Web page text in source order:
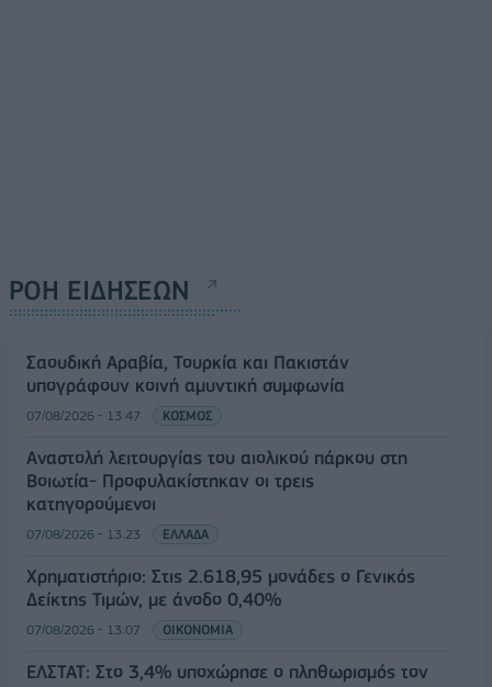
ΡΟΗ ΕΙΔΗΣΕΩΝ
Σαουδική Αραβία, Τουρκία και Πακιστάν
υπογράφουν κοινή αμυντική συμφωνία
07/08/2026 - 13:47 ΚΟΣΜΟΣ
Αναστολή λειτουργίας του αιολικού πάρκου στη
Βοιωτία- Προφυλακίστηκαν οι τρεις
κατηγορούμενοι
07/08/2026 - 13:23 ΕΛΛΑΔΑ
Χρηματιστήριο: Στις 2.618,95 μονάδες ο Γενικός
Δείκτης Τιμών, με άνοδο 0,40%
07/08/2026 - 13:07 ΟΙΚΟΝΟΜΙΑ
ΕΛΣΤΑΤ: Στο 3,4% υποχώρησε ο πληθωρισμός τον